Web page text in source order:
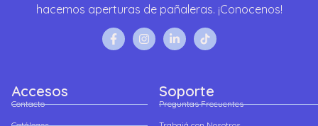
hacemos aperturas de pañaleras. ¡Conocenos!
Accesos
Contacto
Soporte
Preguntas Frecuentes